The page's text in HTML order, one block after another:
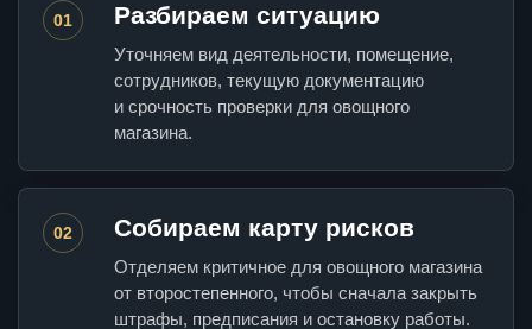
01 Разбираем ситуацию
Уточняем вид деятельности, помещение,
сотрудников, текущую документацию
и срочность проверки для овощного
магазина.
02 Собираем карту рисков
Отделяем критичное для овощного магазина
от второстепенного, чтобы сначала закрыть
штрафы, предписания и остановку работы.